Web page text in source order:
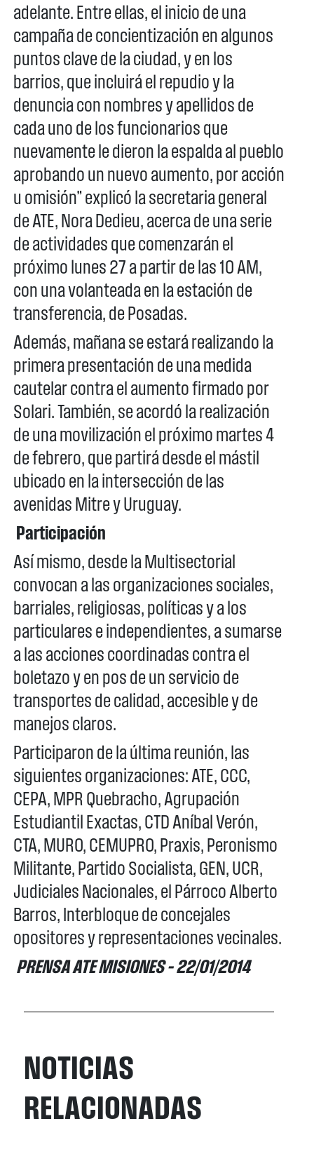
adelante. Entre ellas, el inicio de una
campaña de concientización en algunos
puntos clave de la ciudad, y en los
barrios, que incluirá el repudio y la
denuncia con nombres y apellidos de
cada uno de los funcionarios que
nuevamente le dieron la espalda al pueblo
aprobando un nuevo aumento, por acción
u omisión” explicó la secretaria general
de ATE, Nora Dedieu, acerca de una serie
de actividades que comenzarán el
próximo lunes 27 a partir de las 10 AM,
con una volanteada en la estación de
transferencia, de Posadas.
Además, mañana se estará realizando la
primera presentación de una medida
cautelar contra el aumento firmado por
Solari. También, se acordó la realización
de una movilización el próximo martes 4
de febrero, que partirá desde el mástil
ubicado en la intersección de las
avenidas Mitre y Uruguay.
Participación
Así mismo, desde la Multisectorial
convocan a las organizaciones sociales,
barriales, religiosas, políticas y a los
particulares e independientes, a sumarse
a las acciones coordinadas contra el
boletazo y en pos de un servicio de
transportes de calidad, accesible y de
manejos claros.
Participaron de la última reunión, las
siguientes organizaciones: ATE, CCC,
CEPA, MPR Quebracho, Agrupación
Estudiantil Exactas, CTD Aníbal Verón,
CTA, MURO, CEMUPRO, Praxis, Peronismo
Militante, Partido Socialista, GEN, UCR,
Judiciales Nacionales, el Párroco Alberto
Barros, Interbloque de concejales
opositores y representaciones vecinales.
PRENSA ATE MISIONES – 22/01/2014
NOTICIAS
RELACIONADAS